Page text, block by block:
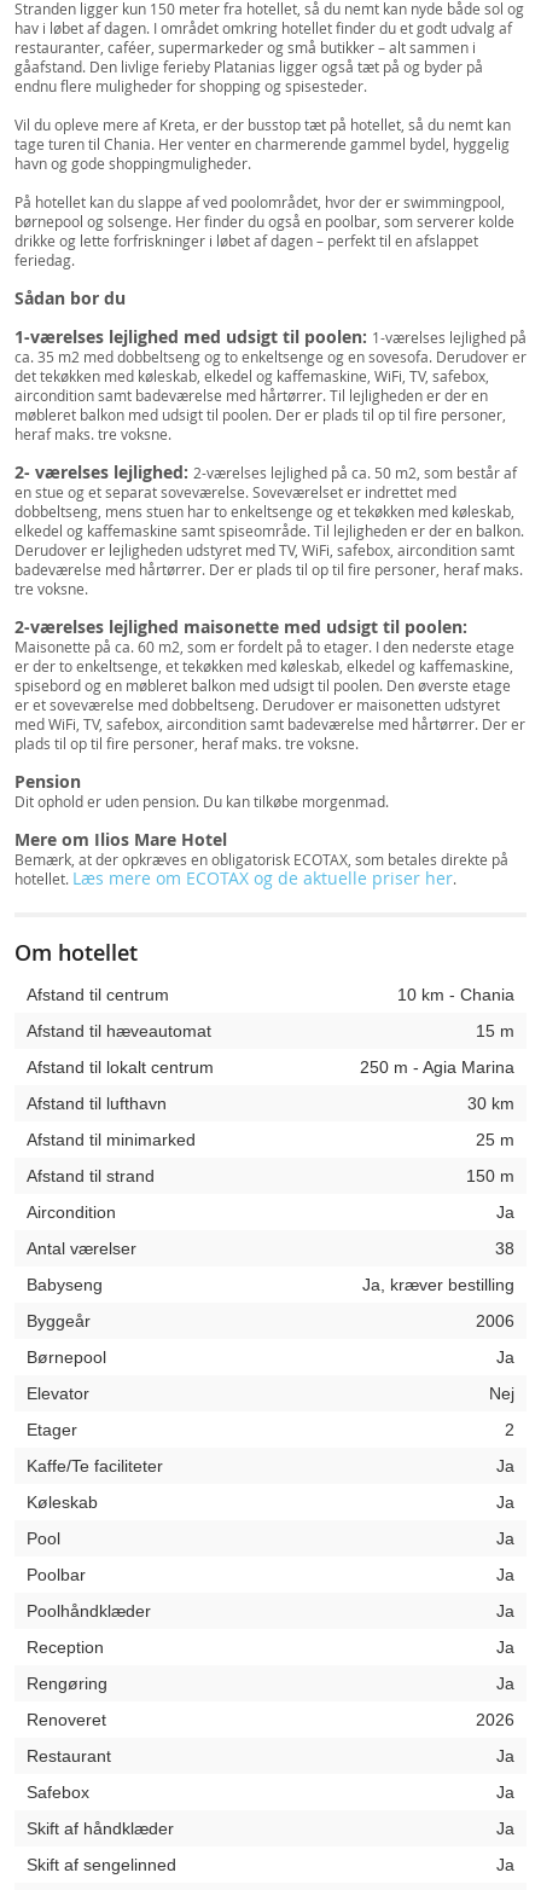
Stranden ligger kun 150 meter fra hotellet, så du nemt kan nyde både sol og
hav i løbet af dagen. I området omkring hotellet finder du et godt udvalg af
restauranter, caféer, supermarkeder og små butikker – alt sammen i
gåafstand. Den livlige ferieby Platanias ligger også tæt på og byder på
endnu flere muligheder for shopping og spisesteder.
Vil du opleve mere af Kreta, er der busstop tæt på hotellet, så du nemt kan
tage turen til Chania. Her venter en charmerende gammel bydel, hyggelig
havn og gode shoppingmuligheder.
På hotellet kan du slappe af ved poolområdet, hvor der er swimmingpool,
børnepool og solsenge. Her finder du også en poolbar, som serverer kolde
drikke og lette forfriskninger i løbet af dagen – perfekt til en afslappet
feriedag.
Sådan bor du
1-værelses lejlighed med udsigt til poolen: 1-værelses lejlighed på
ca. 35 m2 med dobbeltseng og to enkeltsenge og en sovesofa. Derudover er
det tekøkken med køleskab, elkedel og kaffemaskine, WiFi, TV, safebox,
aircondition samt badeværelse med hårtørrer. Til lejligheden er der en
møbleret balkon med udsigt til poolen. Der er plads til op til fire personer,
heraf maks. tre voksne.
2- værelses lejlighed: 2-værelses lejlighed på ca. 50 m2, som består af
en stue og et separat soveværelse. Soveværelset er indrettet med
dobbeltseng, mens stuen har to enkeltsenge og et tekøkken med køleskab,
elkedel og kaffemaskine samt spiseområde. Til lejligheden er der en balkon.
Derudover er lejligheden udstyret med TV, WiFi, safebox, aircondition samt
badeværelse med hårtørrer. Der er plads til op til fire personer, heraf maks.
tre voksne.
2-værelses lejlighed maisonette med udsigt til poolen:
Maisonette på ca. 60 m2, som er fordelt på to etager. I den nederste etage
er der to enkeltsenge, et tekøkken med køleskab, elkedel og kaffemaskine,
spisebord og en møbleret balkon med udsigt til poolen. Den øverste etage
er et soveværelse med dobbeltseng. Derudover er maisonetten udstyret
med WiFi, TV, safebox, aircondition samt badeværelse med hårtørrer. Der er
plads til op til fire personer, heraf maks. tre voksne.
Pension
Dit ophold er uden pension. Du kan tilkøbe morgenmad.
Mere om Ilios Mare Hotel
Bemærk, at der opkræves en obligatorisk ECOTAX, som betales direkte på
hotellet. Læs mere om ECOTAX og de aktuelle priser her.
Om hotellet
Afstand til centrum
10 km - Chania
Afstand til hæveautomat
15 m
Afstand til lokalt centrum
250 m - Agia Marina
Afstand til lufthavn
30 km
Afstand til minimarked
25 m
Afstand til strand
150 m
Aircondition
Ja
Antal værelser
38
Babyseng
Ja, kræver bestilling
Byggeår
2006
Børnepool
Ja
Elevator
Nej
Etager
2
Kaffe/Te faciliteter
Ja
Køleskab
Ja
Pool
Ja
Poolbar
Ja
Poolhåndklæder
Ja
Reception
Ja
Rengøring
Ja
Renoveret
2026
Restaurant
Ja
Safebox
Ja
Skift af håndklæder
Ja
Skift af sengelinned
Ja